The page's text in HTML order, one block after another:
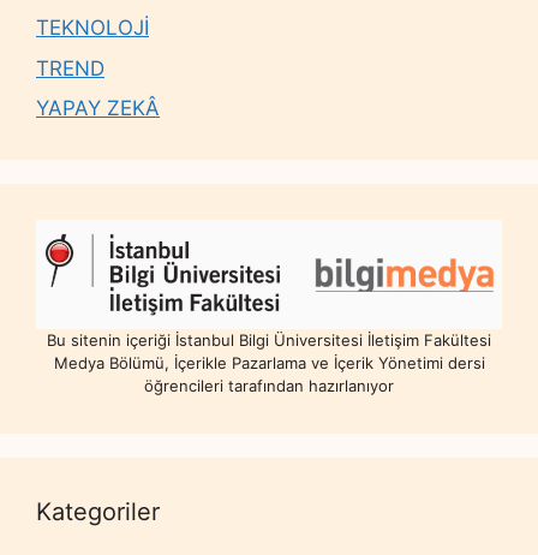
TEKNOLOJİ
TREND
YAPAY ZEKÂ
Bu sitenin içeriği İstanbul Bilgi Üniversitesi İletişim Fakültesi
Medya Bölümü, İçerikle Pazarlama ve İçerik Yönetimi dersi
öğrencileri tarafından hazırlanıyor
Kategoriler